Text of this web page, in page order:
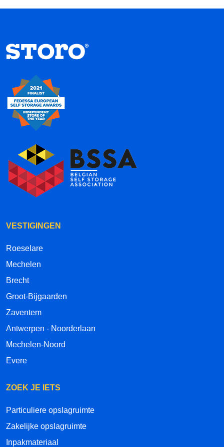
VESTIGINGEN
Roeselare
Mechelen
Brecht
Groot-Bijgaarden
Zaventem
Antwerpen - Noorderlaan
Mechelen-Noord
Evere
ZOEK JE IETS
Particuliere opslagruimte
Zakelijke opslagruimte
Inpakmateriaal